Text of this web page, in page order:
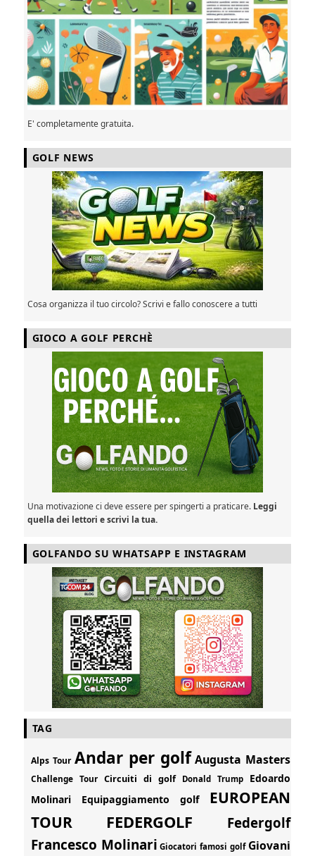
E' completamente gratuita.
GOLF NEWS
Cosa organizza il tuo circolo? Scrivi e fallo conoscere a tutti
GIOCO A GOLF PERCHÈ
Una motivazione ci deve essere per spingerti a praticare. Leggi
quella dei lettori e scrivi la tua.
GOLFANDO SU WHATSAPP E INSTAGRAM
TAG
Alps Tour Andar per golf Augusta Masters
Challenge Tour Circuiti di golf Donald Trump
Edoardo
Molinari
Equipaggiamento golf
EUROPEAN
TOUR
FEDERGOLF Federgolf
Francesco Molinari Giocatori famosi golf Giovani